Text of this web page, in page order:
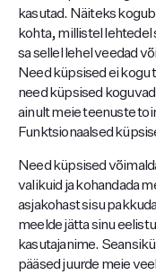
kasutad. Näiteks
kohta, millistel lehtedel
sa sellel lehel veedad
Need küpsised ei
need küpsised
ainult meie teenuste
Funktsionaalsed
Need küpsised
valikuid ja kohandada
asjakohast sisu
meelde jätta sinu
kasutajanime.
pääsed juurde meie